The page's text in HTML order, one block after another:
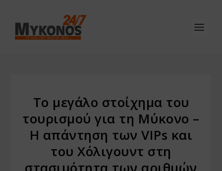
Το μεγάλο στοίχημα του
τουρισμού για τη Μύκονο –
Η απάντηση των VIPs και
του Χόλιγουντ στη